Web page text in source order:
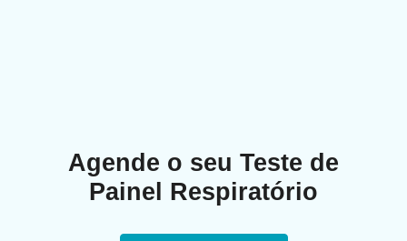
Agende o seu Teste de
Painel Respiratório